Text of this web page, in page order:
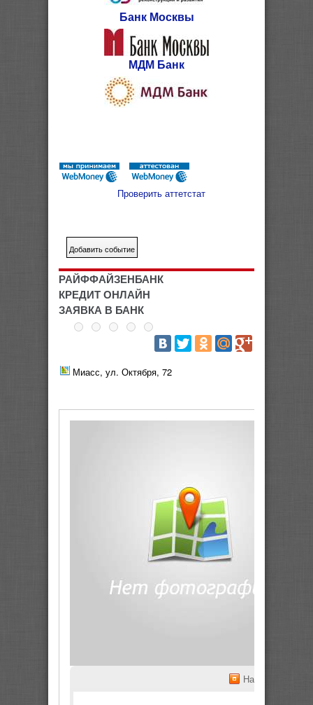
Банк Москвы
МДМ Банк
Проверить аттетстат
РАЙФФАЙЗЕНБАНК
КРЕДИТ ОНЛАЙН
ЗАЯВКА В БАНК
Миасс, ул. Октября, 72
На весь экран